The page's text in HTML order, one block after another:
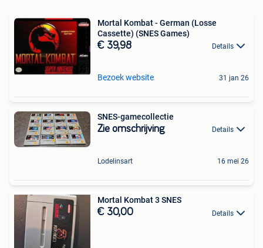
Mortal Kombat - German (Losse
Cassette) (SNES Games)
€ 39,98 Details
Bezoek website 31 jan 26
SNES-gamecollectie
Zie omschrijving Details
Lodelinsart 16 mei 26
Mortal Kombat 3 SNES
€ 30,00 Details